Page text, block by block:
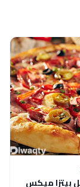
بيتزا ميكس